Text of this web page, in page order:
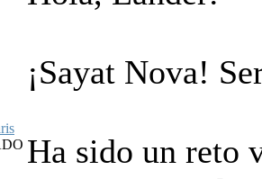
¡Sayat Nova!
Ha sido un reto